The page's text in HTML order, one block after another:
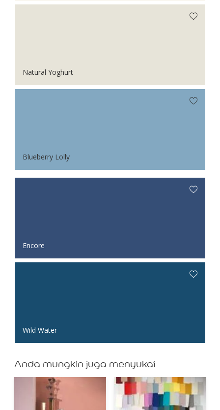
Natural Yoghurt
Blueberry Lolly
Encore
Wild Water
Anda mungkin juga menyukai